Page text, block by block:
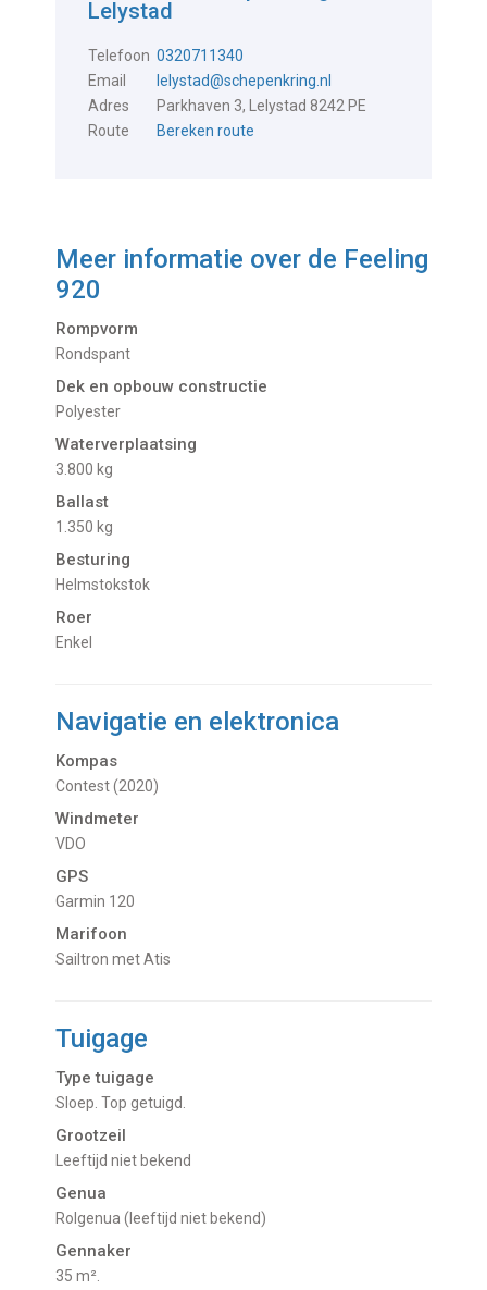
Lelystad
Telefoon 0320711340
Email
lelystad@schepenkring.nl
Adres
Parkhaven 3, Lelystad 8242 PE
Route
Bereken route
Meer informatie over de Feeling
920
Rompvorm
Rondspant
Dek en opbouw constructie
Polyester
Waterverplaatsing
3.800 kg
Ballast
1.350 kg
Besturing
Helmstokstok
Roer
Enkel
Navigatie en elektronica
Kompas
Contest (2020)
Windmeter
VDO
GPS
Garmin 120
Marifoon
Sailtron met Atis
Tuigage
Type tuigage
Sloep. Top getuigd.
Grootzeil
Leeftijd niet bekend
Genua
Rolgenua (leeftijd niet bekend)
Gennaker
35 m².